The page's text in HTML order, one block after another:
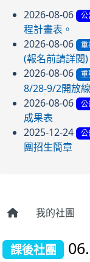
2026-08-06 公
程計畫表。
2026-08-06
重
(報名前請詳閱)
2026-08-06
重
8/28-9/2開放
2026-08-06
公
成果表
2025-12-24
公
團招生簡章
我的社團
課後社團 06.